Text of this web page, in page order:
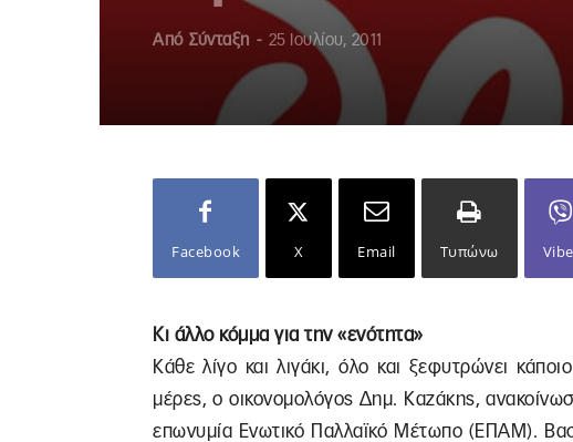
Από Σύνταξη - 25 Ιουλίου, 2011
Facebook X Email Τυπώνω
Κι άλλο κόμμα για την «ενότητα»
Κάθε λίγο και λιγάκι, όλο και ξεφυτρώνει
μέρες, ο οικονομολόγος Δημ. Καζάκης,
επωνυμία Ενωτικό Παλλαϊκό Μέτωπο (ΕΠΑΜ).